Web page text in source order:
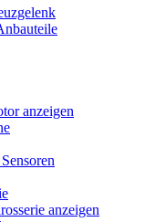
anzeigen
anzeigen